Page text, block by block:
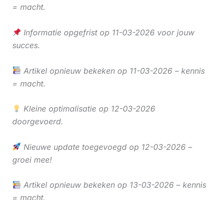
= macht.
Informatie opgefrist op 11-03-2026 voor jouw
succes.
Artikel opnieuw bekeken op 11-03-2026 – kennis
= macht.
Kleine optimalisatie op 12-03-2026
doorgevoerd.
Nieuwe update toegevoegd op 12-03-2026 –
groei mee!
Artikel opnieuw bekeken op 13-03-2026 – kennis
= macht.